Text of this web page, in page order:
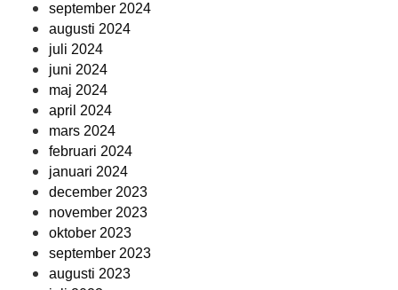
september 2024
augusti 2024
juli 2024
juni 2024
maj 2024
april 2024
mars 2024
februari 2024
januari 2024
december 2023
november 2023
oktober 2023
september 2023
augusti 2023